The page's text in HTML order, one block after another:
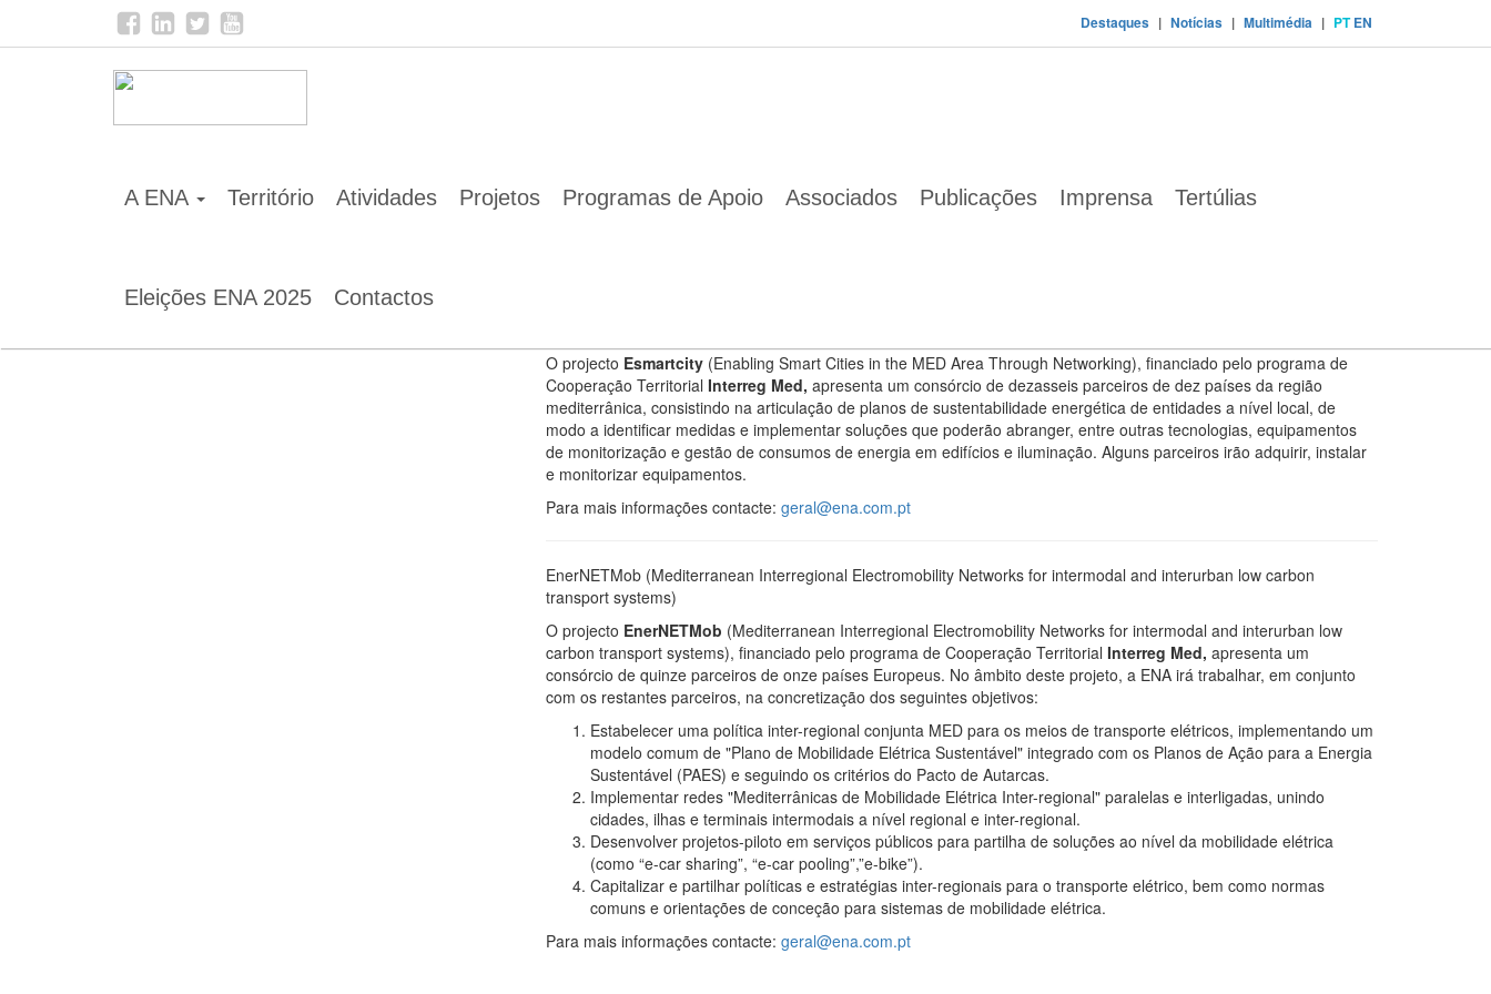
Destaques | Notícias | Multimédia | PT EN
A ENA Território Atividades Projetos Programas de Apoio Associados Publicações Imprensa Tertúlias
Eleições ENA 2025 Contactos
Home
O projecto Esmartcity (Enabling Smart Cities in the MED Area Through Networking), financiado pelo programa de
Cooperação Territorial Interreg Med, apresenta um consórcio de dezasseis parceiros de dez países da região
mediterrânica, consistindo na articulação de planos de sustentabilidade energética de entidades a nível local, de
modo a identificar medidas e implementar soluções que poderão abranger, entre outras tecnologias, equipamentos
de monitorização e gestão de consumos de energia em edifícios e iluminação. Alguns parceiros irão adquirir, instalar
e monitorizar equipamentos.
Para mais informações contacte: geral@ena.com.pt
EnerNETMob (Mediterranean Interregional Electromobility Networks for intermodal and interurban low carbon
transport systems)
O projecto EnerNETMob (Mediterranean Interregional Electromobility Networks for intermodal and interurban low
carbon transport systems), financiado pelo programa de Cooperação Territorial Interreg Med, apresenta um
consórcio de quinze parceiros de onze países Europeus. No âmbito deste projeto, a ENA irá trabalhar, em conjunto
com os restantes parceiros, na concretização dos seguintes objetivos:
Estabelecer uma política inter-regional conjunta MED para os meios de transporte elétricos, implementando um
modelo comum de "Plano de Mobilidade Elétrica Sustentável" integrado com os Planos de Ação para a Energia
Sustentável (PAES) e seguindo os critérios do Pacto de Autarcas.
Implementar redes "Mediterrânicas de Mobilidade Elétrica Inter-regional" paralelas e interligadas, unindo
cidades, ilhas e terminais intermodais a nível regional e inter-regional.
Desenvolver projetos-piloto em serviços públicos para partilha de soluções ao nível da mobilidade elétrica
(como “e-car sharing”, “e-car pooling”,”e-bike”).
Capitalizar e partilhar políticas e estratégias inter-regionais para o transporte elétrico, bem como normas
comuns e orientações de conceção para sistemas de mobilidade elétrica.
Para mais informações contacte: geral@ena.com.pt